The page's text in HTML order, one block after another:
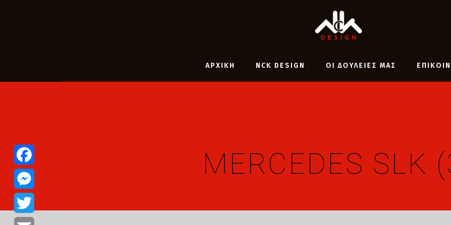
ΑΡΧΙΚΗ NCK DESIGN ΟΙ ΔΟΥΛΕΙΕΣ ΜΑΣ
MERCEDES SLK
Facebook
Messenger
Twitter